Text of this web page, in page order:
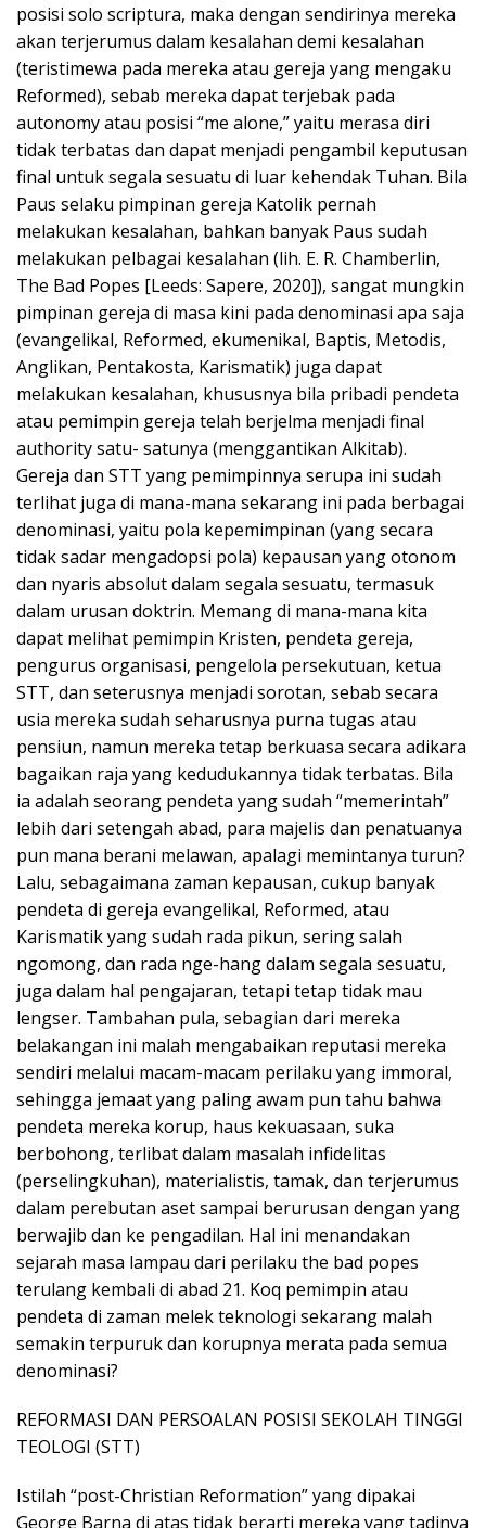
posisi solo scriptura, maka dengan sendirinya mereka
akan terjerumus dalam kesalahan demi kesalahan
(teristimewa pada mereka atau gereja yang mengaku
Reformed), sebab mereka dapat terjebak pada
autonomy atau posisi “me alone,” yaitu merasa diri
tidak terbatas dan dapat menjadi pengambil keputusan
final untuk segala sesuatu di luar kehendak Tuhan. Bila
Paus selaku pimpinan gereja Katolik pernah
melakukan kesalahan, bahkan banyak Paus sudah
melakukan pelbagai kesalahan (lih. E. R. Chamberlin,
The Bad Popes [Leeds: Sapere, 2020]), sangat mungkin
pimpinan gereja di masa kini pada denominasi apa saja
(evangelikal, Reformed, ekumenikal, Baptis, Metodis,
Anglikan, Pentakosta, Karismatik) juga dapat
melakukan kesalahan, khususnya bila pribadi pendeta
atau pemimpin gereja telah berjelma menjadi final
authority satu- satunya (menggantikan Alkitab).
Gereja dan STT yang pemimpinnya serupa ini sudah
terlihat juga di mana-mana sekarang ini pada berbagai
denominasi, yaitu pola kepemimpinan (yang secara
tidak sadar mengadopsi pola) kepausan yang otonom
dan nyaris absolut dalam segala sesuatu, termasuk
dalam urusan doktrin. Memang di mana-mana kita
dapat melihat pemimpin Kristen, pendeta gereja,
pengurus organisasi, pengelola persekutuan, ketua
STT, dan seterusnya menjadi sorotan, sebab secara
usia mereka sudah seharusnya purna tugas atau
pensiun, namun mereka tetap berkuasa secara adikara
bagaikan raja yang kedudukannya tidak terbatas. Bila
ia adalah seorang pendeta yang sudah “memerintah”
lebih dari setengah abad, para majelis dan penatuanya
pun mana berani melawan, apalagi memintanya turun?
Lalu, sebagaimana zaman kepausan, cukup banyak
pendeta di gereja evangelikal, Reformed, atau
Karismatik yang sudah rada pikun, sering salah
ngomong, dan rada nge-hang dalam segala sesuatu,
juga dalam hal pengajaran, tetapi tetap tidak mau
lengser. Tambahan pula, sebagian dari mereka
belakangan ini malah mengabaikan reputasi mereka
sendiri melalui macam-macam perilaku yang immoral,
sehingga jemaat yang paling awam pun tahu bahwa
pendeta mereka korup, haus kekuasaan, suka
berbohong, terlibat dalam masalah infidelitas
(perselingkuhan), materialistis, tamak, dan terjerumus
dalam perebutan aset sampai berurusan dengan yang
berwajib dan ke pengadilan. Hal ini menandakan
sejarah masa lampau dari perilaku the bad popes
terulang kembali di abad 21. Koq pemimpin atau
pendeta di zaman melek teknologi sekarang malah
semakin terpuruk dan korupnya merata pada semua
denominasi?
REFORMASI DAN PERSOALAN POSISI SEKOLAH TINGGI
TEOLOGI (STT)
Istilah “post-Christian Reformation” yang dipakai
George Barna di atas tidak berarti mereka yang tadinya